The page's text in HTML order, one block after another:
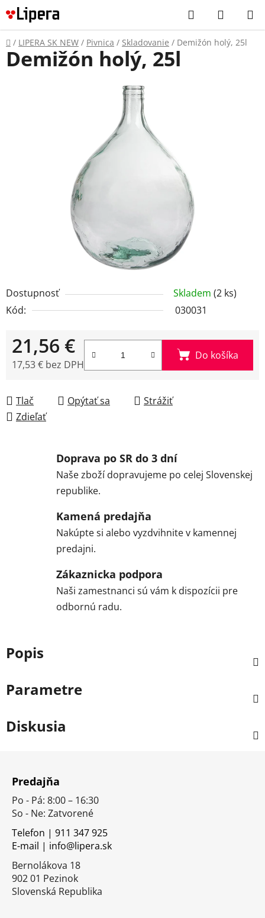
Prejsť
na
obsah
Hľadať
KOŠÍK
Domov
/ LIPERA SK NEW / Pivnica / Skladovanie / Demižón holý, 25l
Dostupnosť Skladem (2 ks)
Kód:
030031
21,56 €
17,53 € bez DPH
Do košíka
Tlač Opýtať sa
Strážiť
Zdieľať
Demižón holý, 25l
Doprava po SR do 3 dní
Naše zboží dopravujeme po celej Slovenskej
republike.
Kamená predajňa
Nakúpte si alebo vyzdvihnite v kamennej
predajni.
Zákaznicka podpora
Naši zamestnanci sú vám k dispozícii pre
odbornú radu.
Popis
Parametre
Diskusia
Predajňa
Po - Pá: 8:00 – 16:30
So - Ne: Zatvorené
Telefon | 911 347 925
E-mail | info@lipera.sk
Bernolákova 18
902 01 Pezinok
Slovenská Republika